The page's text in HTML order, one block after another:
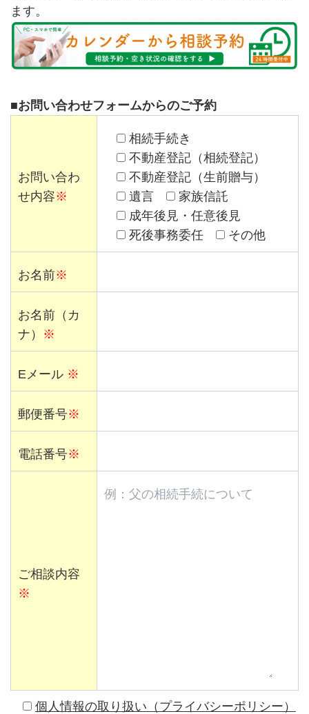
ます。
■お問い合わせフォームからのご予約
お問い合わ
せ内容※
相続手続き
不動産登記（相続登記）
不動産登記（生前贈与）
遺言
家族信託
成年後見・任意後見
死後事務委任
その他
お名前※
お名前（カ
ナ）
※
Eメール ※
郵便番号※
電話番号※
ご相談内容
※
個人情報の取り扱い（プライバシーポリシー）